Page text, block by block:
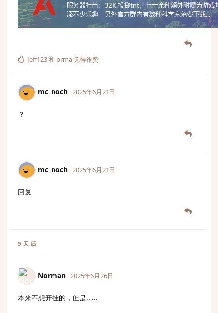
Jeff123和 prma觉得很赞
mc_noch 2025年6月21日
？
mc_noch 2025年6月21日
回复
5 天 后
Norman 2025年6月26日
本来不想开挂的，但是......